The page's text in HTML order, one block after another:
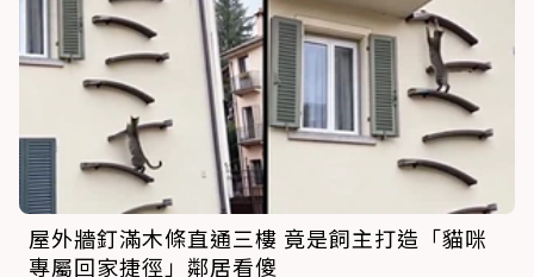
屋外牆釘滿木條直通三樓 竟是飼主打造「貓咪
專屬回家捷徑」鄰居看傻